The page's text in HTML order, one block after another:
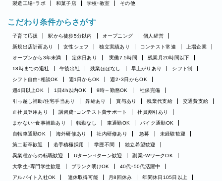
製造工場・ラボ
和菓子店 学校・教室 その他
こだわり条件からさがす
子育て応援 駅から徒歩5分以内 オープニング
個人経営
新規出店計画あり
女性シェフ 独立実績あり コンテスト常連
上場企業
オープンから3年未満
定休日あり 実働7.5時間
残業月20時間以下
18時までの退社
午後出社 残業ほぼなし 早上がりあり
シフト制
シフト自由・相談OK
週1日からOK
週2・3日からOK
週4日以上OK
1日4h以内OK 9時～勤務OK
社保完備
引っ越し補助/住宅手当あり
昇給あり 賞与あり 残業代支給
交通費支給
正社員登用あり
講習費・コンテスト費サポート
社員割引あり
まかない・食事補助あり
転勤なし 車通勤OK
バイク通勤OK
自転車通勤OK
海外研修あり 社内研修あり 急募
未経験歓迎
第二新卒歓迎
若手積極採用 学歴不問
独立希望歓迎
異業種からの転職歓迎
Uターン・Iターン歓迎
副業・WワークOK
大学生・専門学生歓迎
ブランク明けOK
40代・50代活躍中
アルバイト入社OK
連休取得可能 月8回休み
年間休日105日以上